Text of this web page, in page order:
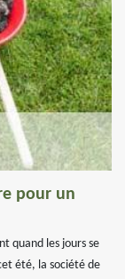
pour un
quand les jours se
été, la société de